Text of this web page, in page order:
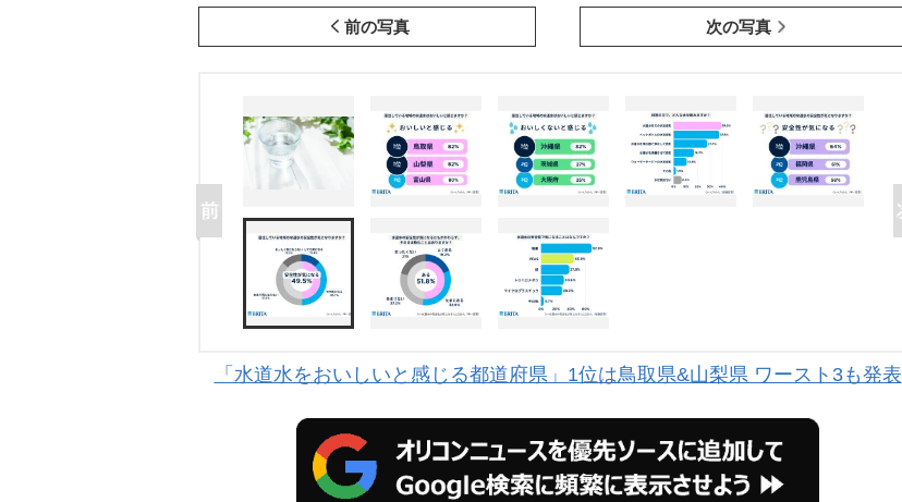
前の写真 次の写真
「水道水をおいしいと感じる都道府県」1位は鳥取県&山梨県 ワースト3も発表